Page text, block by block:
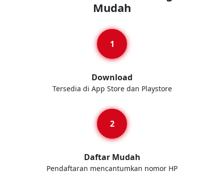
Mudah
Download
Tersedia di App Store dan Playstore
Daftar Mudah
Pendaftaran mencantumkan nomor HP